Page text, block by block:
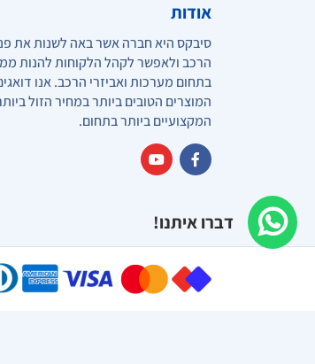
דברו איתנו!
אודות
סיבקס היא חברה אשר באה לשנות את
הרכב ולאפשר לקהל הלקוחות להנות
בתחום מערכות ואביזרי הרכב. אנו
המוצרים הטובים ביותר במחיר הזול
המקצועיים ביותר בתחום.